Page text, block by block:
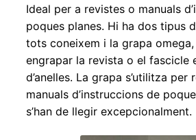
Ideal per a revistes o manuals
poques planes. Hi ha dos tipus
tots coneixem i la grapa
engrapar la revista o el fascicle
d’anelles. La grapa s’utilitza per
manuals d’instruccions de
s’han de llegir excepcionalment.